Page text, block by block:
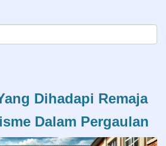
Dihadapi Remaja
Dalam Pergaulan